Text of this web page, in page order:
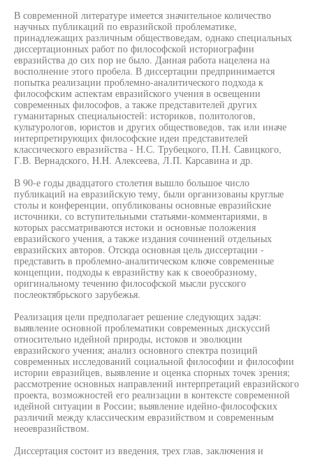
В современной литературе имеется значительное количество
научных публикаций по евразийской проблематике,
принадлежащих различным обществоведам, однако специальных
диссертационных работ по философской историографии
евразийства до сих пор не было. Данная работа нацелена на
восполнение этого пробела. В диссертации предпринимается
попытка реализации проблемно-аналитического подхода к
философским аспектам евразийского учения в освещении
современных философов, а также представителей других
гуманитарных специальностей: историков, политологов,
культурологов, юристов и других обществоведов, так или иначе
интерпретирующих философские идеи представителей
классического евразийства - Н.С. Трубецкого, П.Н. Савицкого,
Г.В. Вернадского, H.H. Алексеева, Л.П. Карсавина и др.
В 90-е годы двадцатого столетия вышло большое число
публикаций на евразийскую тему, были организованы круглые
столы и конференции, опубликованы основные евразийские
источники, со вступительными статьями-комментариями, в
которых рассматриваются истоки и основные положения
евразийского учения, а также издания сочинений отдельных
евразийских авторов. Отсюда основная цель диссертации -
представить в проблемно-аналитическом ключе современные
концепции, подходы к евразийству как к своеобразному,
оригинальному течению философской мысли русского
послеоктябрьского зарубежья.
Реализация цели предполагает решение следующих задач:
выявление основной проблематики современных дискуссий
относительно идейной природы, истоков и эволюции
евразийского учения; анализ основного спектра позиций
современных исследований социальной философии и философии
истории евразийцев, выявление и оценка спорных точек зрения;
рассмотрение основных направлений интерпретаций евразийского
проекта, возможностей его реализации в контексте современной
идейной ситуации в России; выявление идейно-философских
различий между классическим евразийством и современным
неоевразийством.
Диссертация состоит из введения, трех глав, заключения и